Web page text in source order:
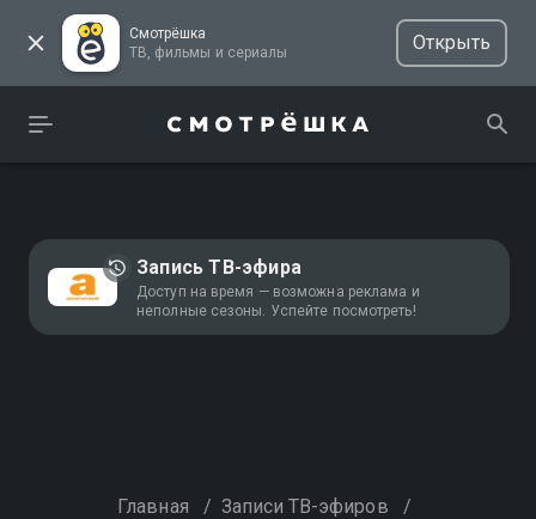
Смотрёшка
ТВ, фильмы и сериалы
Открыть
Запись ТВ-эфира
Доступ на время — возможна реклама и
неполные сезоны. Успейте посмотреть!
Главная / Записи ТВ-эфиров /